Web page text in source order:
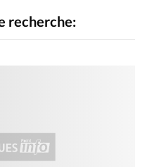
Economie
Liberté religieuse
recherche: